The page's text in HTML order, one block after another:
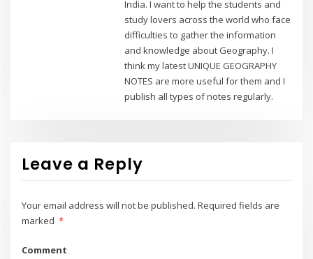
India. I want to help the students and
study lovers across the world who face
difficulties to gather the information
and knowledge about Geography. I
think my latest UNIQUE GEOGRAPHY
NOTES are more useful for them and I
publish all types of notes regularly.
Leave a Reply
Your email address will not be published. Required fields are
marked *
Comment